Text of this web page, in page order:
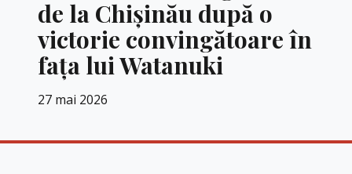
de la Chișinău după o
victorie convingătoare în
fața lui Watanuki
27 mai 2026